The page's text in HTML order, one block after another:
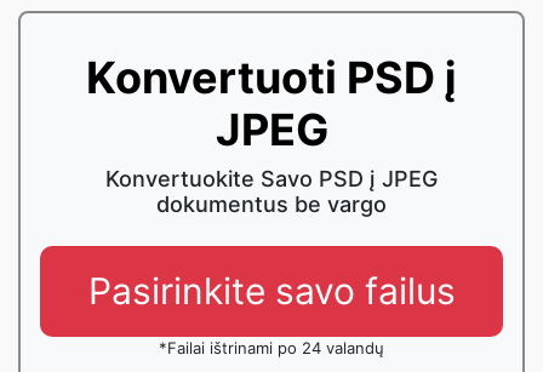
Konvertuoti PSD į
JPEG
Konvertuokite Savo PSD į JPEG
dokumentus be vargo
Pasirinkite savo failus
*Failai ištrinami po 24 valandų